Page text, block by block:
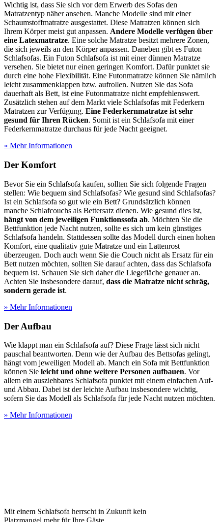
Wichtig ist, dass Sie sich vor dem Erwerb des Sofas den
Matratzentyp näher ansehen. Manche Modelle sind mit einer
Schaumstoffmatratze ausgestattet. Diese Matratzen können sich
Ihrem Körper meist gut anpassen. Andere Modelle verfügen über
eine Latexmatratze. Eine solche Matratze besitzt mehrere Zonen,
die sich jeweils an den Körper anpassen. Daneben gibt es Futon
Schlafsofas. Ein Futon Schlafsofa ist mit einer dünnen Matratze
versehen. Sie bietet nur einen geringen Komfort. Dafür punktet sie
durch eine hohe Flexibilität. Eine Futonmatratze können Sie nämlich
leicht zusammenklappen bzw. aufrollen. Nutzen Sie das Sofa
dauerhaft als Bett, ist eine Futonmatratze nicht empfehlenswert.
Zusätzlich stehen auf dem Markt viele Schlafsofas mit Federkern
Matratzen zur Verfügung. Eine Federkernmatratze ist sehr
gesund für Ihren Rücken. Somit ist ein Schlafsofa mit einer
Federkernmatratze durchaus für jede Nacht geeignet.
» Mehr Informationen
Der Komfort
Bevor Sie ein Schlafsofa kaufen, sollten Sie sich folgende Fragen
stellen: Wie bequem sind Schlafsofas? Wie gesund sind Schlafsofas?
Ist ein Schlafsofa so gut wie ein Bett? Grundsätzlich können
manche Schlafcouchs als Bettersatz dienen. Wie gesund dies ist,
hängt von dem jeweiligen Funktionssofa ab. Möchten Sie die
Bettfunktion jede Nacht nutzen, sollte es sich um kein günstiges
Schlafsofa handeln. Stattdessen sollte das Modell durch einen hohen
Komfort, eine qualitativ gute Matratze und ein Lattenrost
überzeugen. Doch auch wenn Sie die Couch nicht als Ersatz für ein
Bett nutzen möchten, sollten Sie darauf achten, dass das Schlafsofa
bequem ist. Schauen Sie sich daher die Liegefläche genauer an.
Achten Sie insbesondere darauf, dass die Matratze nicht schräg,
sondern gerade ist.
» Mehr Informationen
Der Aufbau
Wie klappt man ein Schlafsofa auf? Diese Frage lässt sich nicht
pauschal beantworten. Denn wie der Aufbau des Bettsofas gelingt,
hängt vom jeweiligen Modell ab. Manch ein Sofa mit Bettfunktion
können Sie leicht und ohne weitere Personen aufbauen. Vor
allem ein ausziehbares Schlafsofa punktet mit einem einfachen Auf-
und Abbau. Dabei ist der leichte Aufbau insbesondere wichtig,
sofern Sie das Modell als Schlafsofa für jede Nacht nutzen möchten.
» Mehr Informationen
Mit einem Schlafsofa herrscht in Zukunft kein